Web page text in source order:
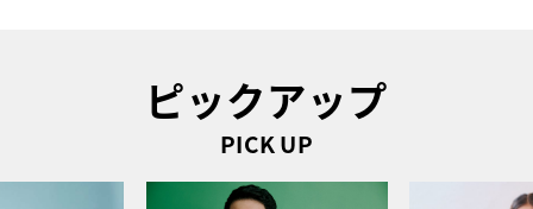
ピックアップ
PICK UP